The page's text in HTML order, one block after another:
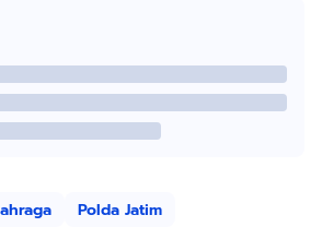
Polda Jatim